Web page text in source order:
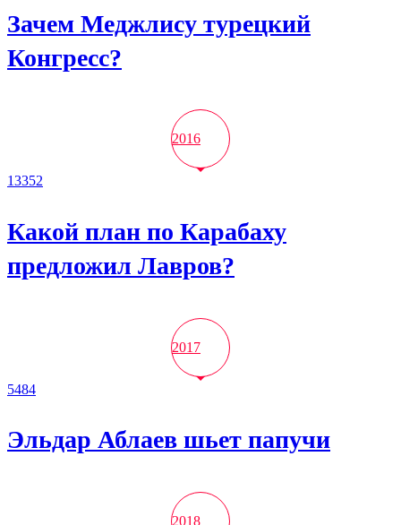
Зачем Меджлису турецкий
Конгресс?
2016
13352
Какой план по Карабаху
предложил Лавров?
2017
5484
Эльдар Аблаев шьет папучи
2018